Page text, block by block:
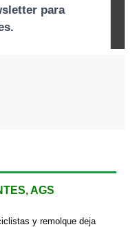
AGS
y remolque deja